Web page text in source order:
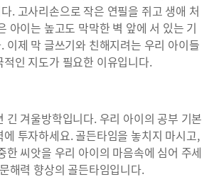
. 고사리손으로 작은 연필을 쥐고 생애 처
아이는 높고도 막막한 벽 앞에 서 있는 기
이제 막 글쓰기와 친해지려는 우리 아이들
인 지도가 필요한 이유입니다.
긴 겨울방학입니다. 우리 아이의 공부 기본
투자하세요. 골든타임을 놓치지 마시고,
한 씨앗을 우리 아이의 마음속에 심어 주세
해력 향상의 골든타임입니다.